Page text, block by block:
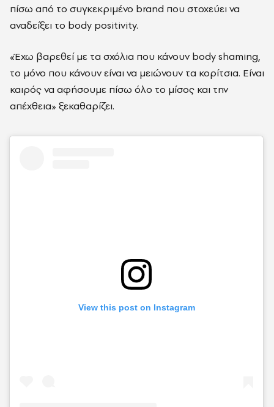
πίσω από το συγκεκριμένο brand που στοχεύει να
αναδείξει το body positivity.
«Έχω βαρεθεί με τα σχόλια που κάνουν body shaming,
το μόνο που κάνουν είναι να μειώνουν τα κορίτσια. Είναι
καιρός να αφήσουμε πίσω όλο το μίσος και την
απέχθεια» ξεκαθαρίζει.
View this post on Instagram